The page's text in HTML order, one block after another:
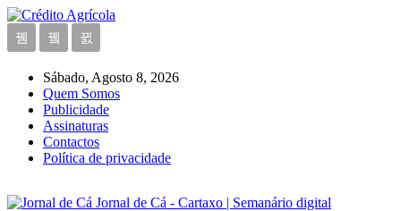
Sábado, Agosto 8, 2026
Quem Somos
Publicidade
Assinaturas
Contactos
Política de privacidade
Jornal de Cá - Cartaxo | Semanário digital